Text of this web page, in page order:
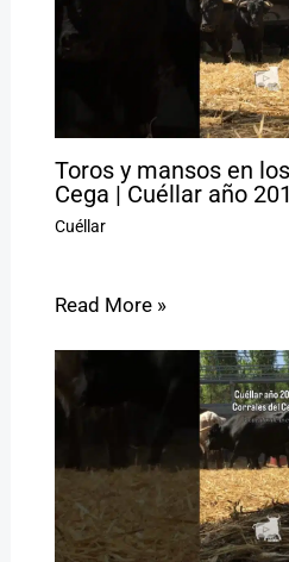
Toros y mansos en
Cega | Cuéllar año
Cuéllar
Read More »